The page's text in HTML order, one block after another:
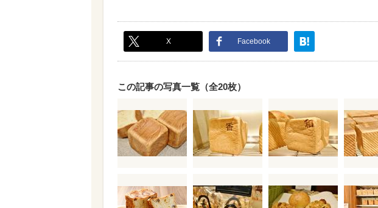
X Facebook
この記事の写真一覧（全20枚）